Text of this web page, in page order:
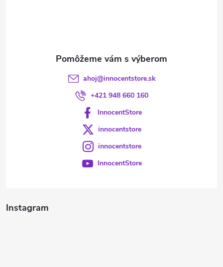
Instagram
ahoj@innocentstore.sk
+421 948 660 160
InnocentStore
innocentstore
innocentstore
InnocentStore